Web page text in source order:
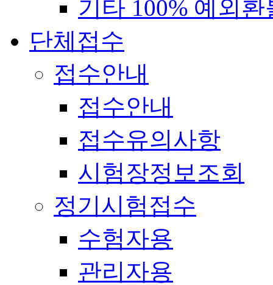
기타 100% 예외환
단체접수
접수안내
접수안내
접수유의사항
시험장정보조회
정기시험접수
수험자용
관리자용